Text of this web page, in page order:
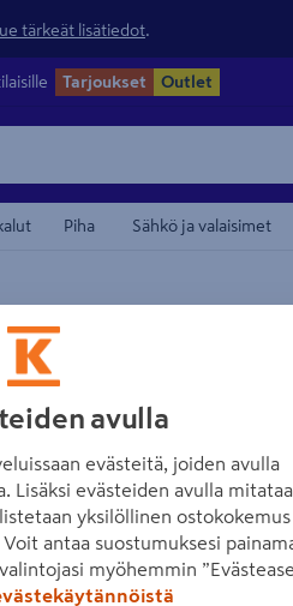
lue tärkeät lisätiedot
Tarjoukset Outlet
Piha Sähkö ja valaisimet
Tuotenumero:
1.0 1
Allasimuri toimii ilman
hiekka, pienet kivet,
ulkoporealtaan pohjalta.
avulla
evästeitä, joiden avulla
evästeiden avulla
yksilöllinen ostokokemus
antaa suostumuksesi
myöhemmin